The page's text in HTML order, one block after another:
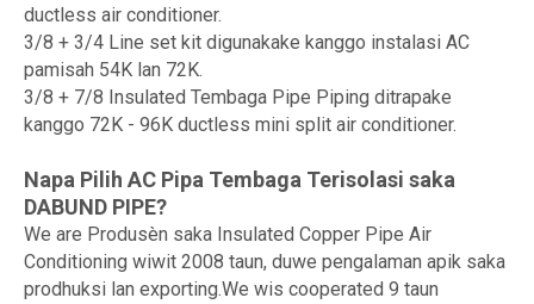
ductless air conditioner.
3/8 + 3/4 Line set kit digunakake kanggo instalasi AC
pamisah 54K lan 72K.
3/8 + 7/8 Insulated Tembaga Pipe Piping ditrapake
kanggo 72K - 96K ductless mini split air conditioner.
Napa Pilih AC Pipa Tembaga Terisolasi saka
DABUND PIPE?
We are Produsèn saka Insulated Copper Pipe Air
Conditioning wiwit 2008 taun, duwe pengalaman apik saka
prodhuksi lan exporting.We wis cooperated 9 taun